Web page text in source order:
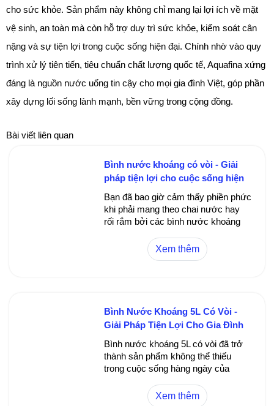
cho sức khỏe. Sản phẩm này không chỉ mang lại lợi ích về mặt
vệ sinh, an toàn mà còn hỗ trợ duy trì sức khỏe, kiểm soát cân
nặng và sự tiện lợi trong cuộc sống hiện đại. Chính nhờ vào quy
trình xử lý tiên tiến, tiêu chuẩn chất lượng quốc tế, Aquafina xứng
đáng là nguồn nước uống tin cậy cho mọi gia đình Việt, góp phần
xây dựng lối sống lành mạnh, bền vững trong cộng đồng.
Bài viết liên quan
Bình nước khoáng có vòi - Giải
pháp tiện lợi cho cuộc sống hiện
đại
Bạn đã bao giờ cảm thấy phiền phức
khi phải mang theo chai nước hay
rối rắm bởi các bình nước khoáng
nước khoáng có vòi ra đời như một
giải pháp tối ưu, giúp đảm bảo nước
cùng khám phá về sản phẩm bình
nước khoáng có vòi, từ lợi ích, cách
chọn lựa, đến các mẫu mã phổ biến
hiện nay.
Xem thêm
Bình Nước Khoáng 5L Có Vòi -
Giải Pháp Tiện Lợi Cho Gia Đình
và Văn Phòng
Bình nước khoáng 5L có vòi đã trở
thành sản phẩm không thể thiếu
trong cuộc sống hàng ngày của
không gian công cộng. Với thiết kế
Xem thêm